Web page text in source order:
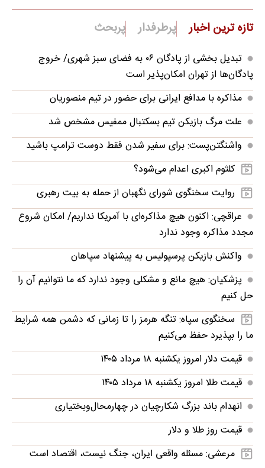
تازه ترین اخبار پرطرفدار پربحث
تبدیل بخشی از پادگان ۰۶ به فضای سبز شهری/ خروج
پادگان‌ها از تهران امکان‌پذیر است
مذاکره با مدافع ایرانی برای حضور در تیم منصوریان
علت مرگ بازیکن تیم بسکتبال ممفیس مشخص شد
واشنگتن‌پست: برای سفیر شدن فقط دوست ترامپ باشید
کلثوم اکبری اعدام می‌شود؟
روایت سخنگوی شورای نگهبان از حمله به بیت رهبری
عراقچی: اکنون هیچ مذاکره‌ای با آمریکا نداریم/ امکان شروع
مجدد مذاکره وجود ندارد
واکنش بازیکن پرسپولیس به پیشنهاد سپاهان
پزشکیان: هیچ مانع و مشکلی وجود ندارد که ما نتوانیم آن را
حل کنیم
سخنگوی سپاه: تنگه هرمز را تا زمانی که دشمن همه‌ شرایط
ما را بپذیرد حفظ می‌کنیم
قیمت دلار امروز یکشنبه ۱۸ مرداد ۱۴۰۵
قیمت طلا امروز یکشنبه ۱۸ مرداد ۱۴۰۵
انهدام باند بزرگ شکارچیان در چهارمحال‌وبختیاری
قیمت روز طلا و دلار
مرعشی: مسئله واقعی ایران، جنگ نیست، اقتصاد است